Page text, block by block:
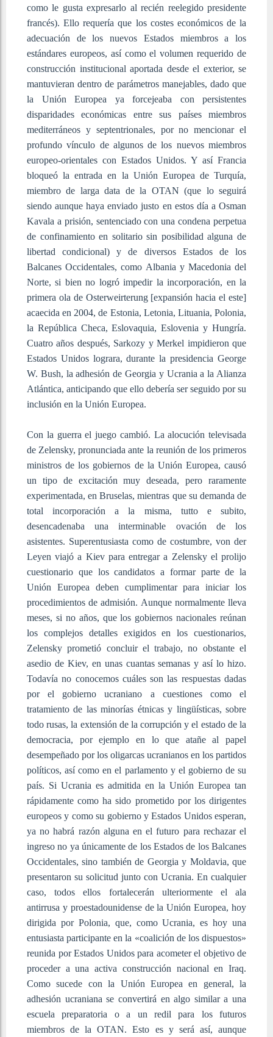
como le gusta expresarlo al recién reelegido presidente
francés). Ello requería que los costes económicos de la
adecuación de los nuevos Estados miembros a los
estándares europeos, así como el volumen requerido de
construcción institucional aportada desde el exterior, se
mantuvieran dentro de parámetros manejables, dado que
la Unión Europea ya forcejeaba con persistentes
disparidades económicas entre sus países miembros
mediterráneos y septentrionales, por no mencionar el
profundo vínculo de algunos de los nuevos miembros
europeo-orientales con Estados Unidos. Y así Francia
bloqueó la entrada en la Unión Europea de Turquía,
miembro de larga data de la OTAN (que lo seguirá
siendo aunque haya enviado justo en estos día a Osman
Kavala a prisión, sentenciado con una condena perpetua
de confinamiento en solitario sin posibilidad alguna de
libertad condicional) y de diversos Estados de los
Balcanes Occidentales, como Albania y Macedonia del
Norte, si bien no logró impedir la incorporación, en la
primera ola de Osterweirterung [expansión hacia el este]
acaecida en 2004, de Estonia, Letonia, Lituania, Polonia,
la República Checa, Eslovaquia, Eslovenia y Hungría.
Cuatro años después, Sarkozy y Merkel impidieron que
Estados Unidos lograra, durante la presidencia George
W. Bush, la adhesión de Georgia y Ucrania a la Alianza
Atlántica, anticipando que ello debería ser seguido por su
inclusión en la Unión Europea.
Con la guerra el juego cambió. La alocución televisada
de Zelensky, pronunciada ante la reunión de los primeros
ministros de los gobiernos de la Unión Europea, causó
un tipo de excitación muy deseada, pero raramente
experimentada, en Bruselas, mientras que su demanda de
total incorporación a la misma, tutto e subito,
desencadenaba una interminable ovación de los
asistentes. Superentusiasta como de costumbre, von der
Leyen viajó a Kiev para entregar a Zelensky el prolijo
cuestionario que los candidatos a formar parte de la
Unión Europea deben cumplimentar para iniciar los
procedimientos de admisión. Aunque normalmente lleva
meses, si no años, que los gobiernos nacionales reúnan
los complejos detalles exigidos en los cuestionarios,
Zelensky prometió concluir el trabajo, no obstante el
asedio de Kiev, en unas cuantas semanas y así lo hizo.
Todavía no conocemos cuáles son las respuestas dadas
por el gobierno ucraniano a cuestiones como el
tratamiento de las minorías étnicas y lingüísticas, sobre
todo rusas, la extensión de la corrupción y el estado de la
democracia, por ejemplo en lo que atañe al papel
desempeñado por los oligarcas ucranianos en los partidos
políticos, así como en el parlamento y el gobierno de su
país. Si Ucrania es admitida en la Unión Europea tan
rápidamente como ha sido prometido por los dirigentes
europeos y como su gobierno y Estados Unidos esperan,
ya no habrá razón alguna en el futuro para rechazar el
ingreso no ya únicamente de los Estados de los Balcanes
Occidentales, sino también de Georgia y Moldavia, que
presentaron su solicitud junto con Ucrania. En cualquier
caso, todos ellos fortalecerán ulteriormente el ala
antirrusa y proestadounidense de la Unión Europea, hoy
dirigida por Polonia, que, como Ucrania, es hoy una
entusiasta participante en la «coalición de los dispuestos»
reunida por Estados Unidos para acometer el objetivo de
proceder a una activa construcción nacional en Iraq.
Como sucede con la Unión Europea en general, la
adhesión ucraniana se convertirá en algo similar a una
escuela preparatoria o a un redil para los futuros
miembros de la OTAN. Esto es y será así, aunque